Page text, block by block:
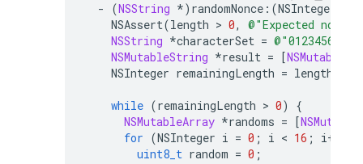
- (NSString *) randomNonce : (NSInteger
NSAssert(length > 0,
@"Expected
NSString *characterSet =
NSMutableString *result = [
NSInteger remainingLength = length
while (remainingLength > 0)
{
NSMutableArray *randoms = [
for (NSInteger i = 0 ; i < 16 ; i++
uint8_t random = 0 ;